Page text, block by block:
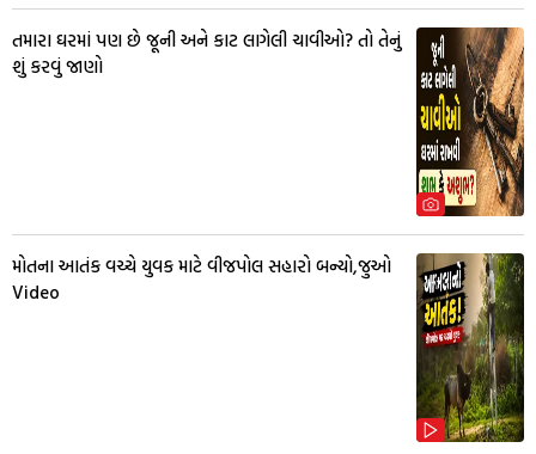
તમારા ઘરમાં પણ છે જૂની અને કાટ લાગેલી ચાવીઓ? તો તેનું
શું કરવું જાણો
મોતના આતંક વચ્ચે યુવક માટે વીજપોલ સહારો બન્યો,જુઓ
Video